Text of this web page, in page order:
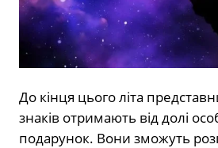
До кінця цього літа
знаків отримають від долі
подарунок. Вони зможуть